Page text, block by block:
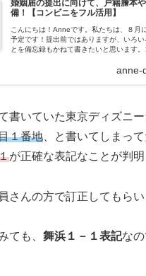
婚姻届の提出に向けて、戸籍謄本
備！【コンビニをフル活用】
こんにちは！Anneです。私たちは、８月
予定です！提出前ではありますが、いろい
とを備忘録もかねて書きたいと思います。
は、戸籍謄本が必要になります。基本的...
anne-
書いていた東京ディズニ
１番地 、と書いてしまっ
が正確な表記なことが判
さんの方で訂正してもらい
ても、 舞浜１－１表記な